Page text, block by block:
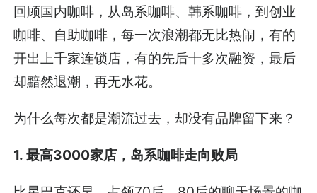
回顾国内咖啡，从岛系咖啡、韩系咖啡，到创业
咖啡、自助咖啡，每一次浪潮都无比热闹，有的
开出上千家连锁店，有的先后十多次融资，最后
却黯然退潮，再无水花。
为什么每次都是潮流过去，却没有品牌留下来？
1. 最高3000家店，岛系咖啡走向败局